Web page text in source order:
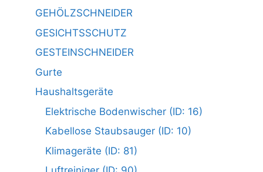
GEHÖLZSCHNEIDER
GESICHTSSCHUTZ
GESTEINSCHNEIDER
Gurte
Haushaltsgeräte
Elektrische Bodenwischer (ID: 16)
Kabellose Staubsauger (ID: 10)
Klimageräte (ID: 81)